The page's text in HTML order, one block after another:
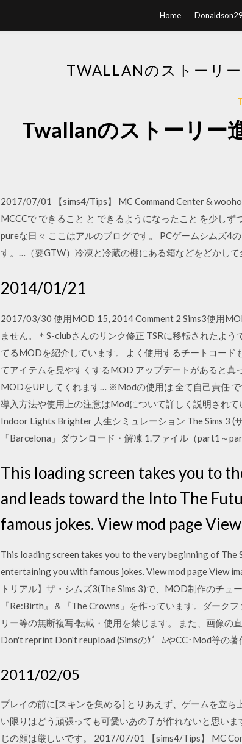
Home
TWALLANのストーリ
Twallanのストーリー
2017/07/01 【sims4/Tips】 MC Command Center &
MCCCで できること と できるようになったこと を少し
pureな日々 ここはアルのブログです。 PCゲームシムズ4
す。…（要GTW）冷凍と冷蔵の棚にある箱などをどかし
2014/01/21
2017/03/30 使用MOD 15, 2014 Comment 2 Sims3使用
ません。＊S-clubさんのリンク修正 TSRに移転されたよう
てるMODを紹介しています。 よく使用するチートコード
てアイテムを見やすくするMOD アップデートがあると
MODをUPしてくれます… ※Modの使用は 全て自己責任
導入方法や使用上の注意はModについて詳しく説明され
Indoor Lights Brighter 人生シミュレーション The Sims 3
「Barcelona」ダウンロード・解凍 1.ファイル（part1
This loading screen takes you to
and leads toward the Into The
famous jokes. View mod page
This loading screen takes you to the very beginning of The
entertaining you with famous jokes. View mod page View
トリアル】ザ・シムズ3(The Sims 3)で、MOD制作のチ
『Re:Birth』＆『The Crowns』を作っています。ダーク
リー等の無断複写·転載・使用を禁じます。 また、画像
Don't reprint Don't reupload (SimsのｹﾞｰﾑやCC･Mod等の著
2011/02/05
プレイの前に[スキンを集める] とりあえず、ゲームを立
い限りはどう頑張っても可愛いあの子が作れないと思い
じの顔は厳しいです。 2017/07/01 【sims4/Tips】 MC